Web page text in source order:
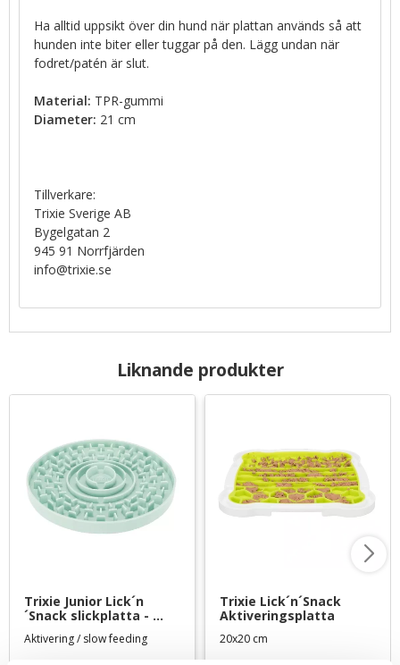
Ha alltid uppsikt över din hund när plattan används så att
hunden inte biter eller tuggar på den. Lägg undan när
fodret/patén är slut.
Material: TPR-gummi
Diameter: 21 cm
Tillverkare:
Trixie Sverige AB
Bygelgatan 2
945 91 Norrfjärden
info@trixie.se
Liknande produkter
Trixie Junior Lick´n
´Snack slickplatta -
diameter 15 cm
Aktivering / slow feeding
Trixie Lick´n´Snack
Aktiveringsplatta
20x20 cm